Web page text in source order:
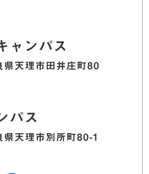
ャンパス
天理市田井庄町80
パス
天理市別所町80-1